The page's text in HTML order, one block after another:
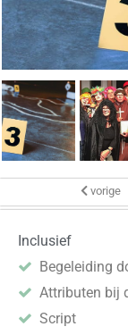
vorige
Inclusief
Begeleiding
Attributen bij
Script